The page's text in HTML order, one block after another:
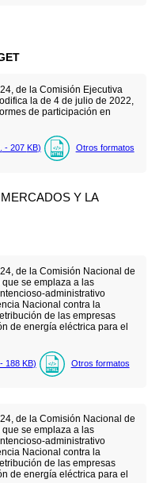
de la Comisión Ejecutiva
la de 4 de julio de 2022,
de participación en
- 207 KB) Otros formatos
Y LA
de la Comisión Nacional de
se emplaza a las
administrativo
Nacional contra la
de las empresas
de energía eléctrica para el
- 188 KB) Otros formatos
de la Comisión Nacional de
se emplaza a las
administrativo
Nacional contra la
de las empresas
de energía eléctrica para el